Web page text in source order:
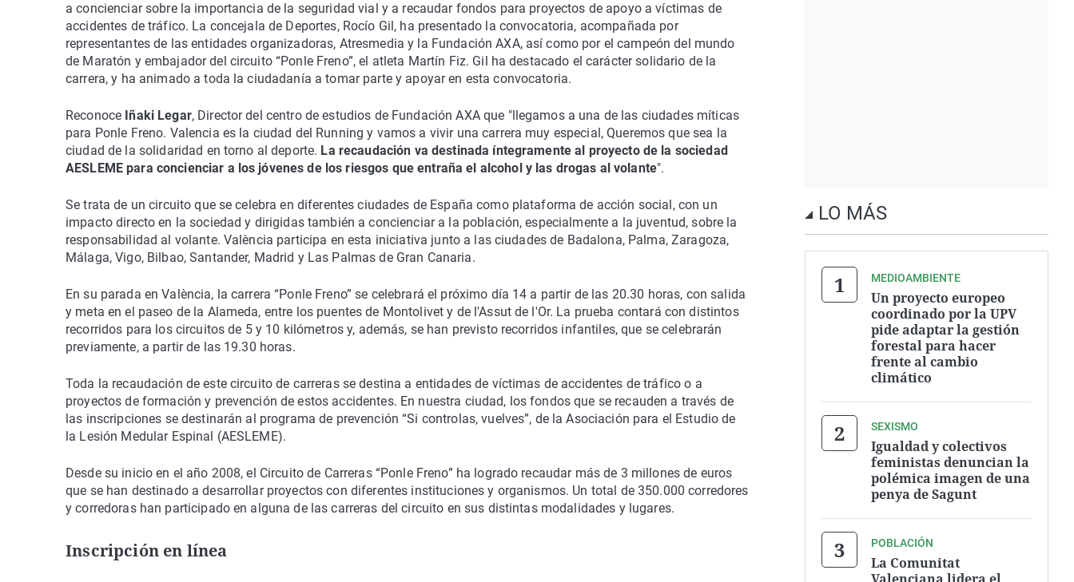
a concienciar sobre la importancia de la seguridad vial y a recaudar fondos para proyectos de apoyo a víctimas de
accidentes de tráfico. La concejala de Deportes, Rocío Gil, ha presentado la convocatoria, acompañada por
representantes de las entidades organizadoras, Atresmedia y la Fundación AXA, así como por el campeón del mundo
de Maratón y embajador del circuito “Ponle Freno”, el atleta Martín Fiz. Gil ha destacado el carácter solidario de la
carrera, y ha animado a toda la ciudadanía a tomar parte y apoyar en esta convocatoria.
Reconoce Iñaki Legar, Director del centro de estudios de Fundación AXA que "llegamos a una de las ciudades míticas
para Ponle Freno. Valencia es la ciudad del Running y vamos a vivir una carrera muy especial, Queremos que sea la
ciudad de la solidaridad en torno al deporte. La recaudación va destinada íntegramente al proyecto de la sociedad
AESLEME para concienciar a los jóvenes de los riesgos que entraña el alcohol y las drogas al volante".
Se trata de un circuito que se celebra en diferentes ciudades de España como plataforma de acción social, con un
impacto directo en la sociedad y dirigidas también a concienciar a la población, especialmente a la juventud, sobre la
responsabilidad al volante. València participa en esta iniciativa junto a las ciudades de Badalona, Palma, Zaragoza,
Málaga, Vigo, Bilbao, Santander, Madrid y Las Palmas de Gran Canaria.
En su parada en València, la carrera “Ponle Freno” se celebrará el próximo día 14 a partir de las 20.30 horas, con salida
y meta en el paseo de la Alameda, entre los puentes de Montolivet y de l'Assut de l'Or. La prueba contará con distintos
recorridos para los circuitos de 5 y 10 kilómetros y, además, se han previsto recorridos infantiles, que se celebrarán
previamente, a partir de las 19.30 horas.
Toda la recaudación de este circuito de carreras se destina a entidades de víctimas de accidentes de tráfico o a
proyectos de formación y prevención de estos accidentes. En nuestra ciudad, los fondos que se recauden a través de
las inscripciones se destinarán al programa de prevención “Si controlas, vuelves”, de la Asociación para el Estudio de
la Lesión Medular Espinal (AESLEME).
Desde su inicio en el año 2008, el Circuito de Carreras “Ponle Freno” ha logrado recaudar más de 3 millones de euros
que se han destinado a desarrollar proyectos con diferentes instituciones y organismos. Un total de 350.000 corredores
y corredoras han participado en alguna de las carreras del circuito en sus distintas modalidades y lugares.
Inscripción en línea
LO MÁS
MEDIOAMBIENTE
Un proyecto europeo
coordinado por la UPV
pide adaptar la gestión
forestal para hacer
frente al cambio
climático
SEXISMO
Igualdad y colectivos
feministas denuncian la
polémica imagen de una
penya de Sagunt
POBLACIÓN
La Comunitat